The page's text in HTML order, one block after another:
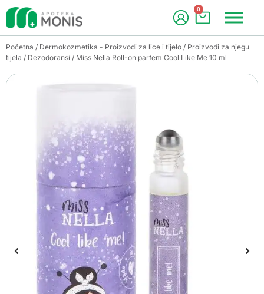
0
Početna / Dermokozmetika - Proizvodi za lice i tijelo / Proizvodi za njegu
tijela / Dezodoransi / Miss Nella Roll-on parfem Cool Like Me 10 ml